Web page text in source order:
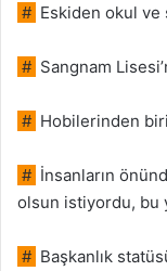
# Eskiden okul ve
# Sangnam
# Hobilerinden
# İnsanların
olsun istiyordu, bu
# Başkanlık